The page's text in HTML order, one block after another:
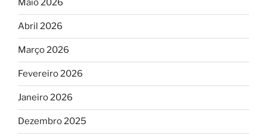
Maio 2026
Abril 2026
Março 2026
Fevereiro 2026
Janeiro 2026
Dezembro 2025